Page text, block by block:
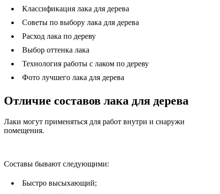
Классификация лака для дерева
Советы по выбору лака для дерева
Расход лака по дереву
Выбор оттенка лака
Технология работы с лаком по дереву
Фото лучшего лака для дерева
Отличие составов лака для дерева
Лаки могут применяться для работ внутри и снаружи
помещения.
Составы бывают следующими:
Быстро высыхающий;